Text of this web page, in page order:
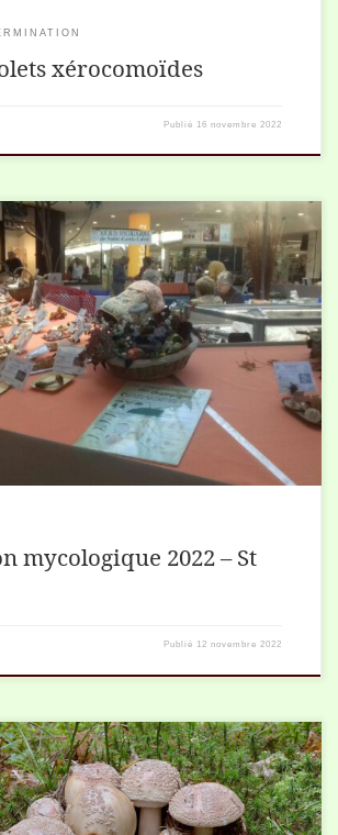
xérocomoïdes
Publié 16 novembre 2022
annuelle s’est déroulée du 12 au 15
galerie du centre commercial St Genis 2. Nous
[…]
mycologique 2022 – St
Publié 12 novembre 2022